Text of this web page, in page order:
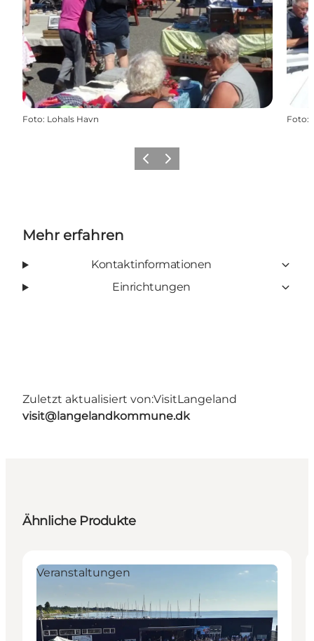
Foto: Lohals Havn Foto:
ZurückWeiter
Mehr erfahren
Kontaktinformationen
Einrichtungen
Zuletzt aktualisiert von:VisitLangeland
visit@langelandkommune.dk
Ähnliche Produkte
Veranstaltungen